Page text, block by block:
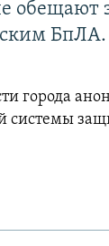
обещают
БпЛА.
города
системы